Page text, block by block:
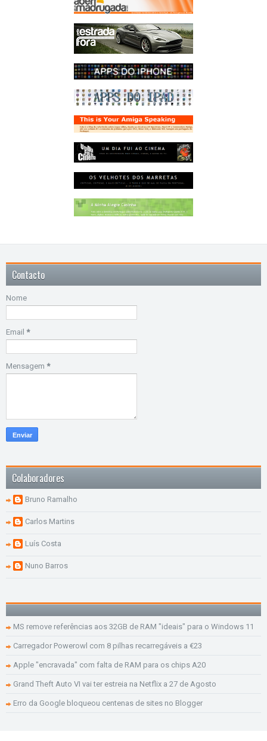
Contacto
Nome
Email *
Mensagem *
Colaboradores
Bruno Ramalho
Carlos Martins
Luís Costa
Nuno Barros
MS remove referências aos 32GB de RAM "ideais" para o Windows 11
Carregador Powerowl com 8 pilhas recarregáveis a €23
Apple "encravada" com falta de RAM para os chips A20
Grand Theft Auto VI vai ter estreia na Netflix a 27 de Agosto
Erro da Google bloqueou centenas de sites no Blogger